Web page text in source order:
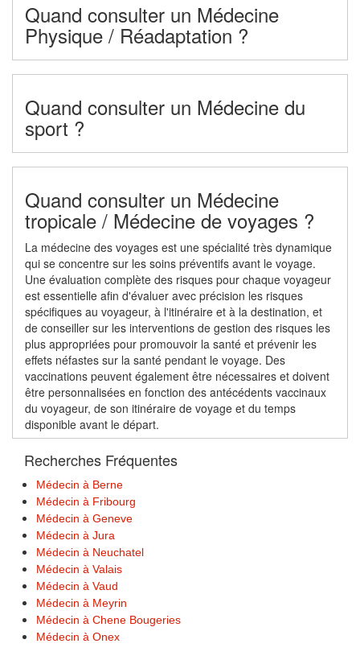
Quand consulter un Médecine
Physique / Réadaptation ?
Quand consulter un Médecine du
sport ?
Quand consulter un Médecine
tropicale / Médecine de voyages ?
La médecine des voyages est une spécialité très dynamique
qui se concentre sur les soins préventifs avant le voyage.
Une évaluation complète des risques pour chaque voyageur
est essentielle afin d'évaluer avec précision les risques
spécifiques au voyageur, à l'itinéraire et à la destination, et
de conseiller sur les interventions de gestion des risques les
plus appropriées pour promouvoir la santé et prévenir les
effets néfastes sur la santé pendant le voyage. Des
vaccinations peuvent également être nécessaires et doivent
être personnalisées en fonction des antécédents vaccinaux
du voyageur, de son itinéraire de voyage et du temps
disponible avant le départ.
Recherches Fréquentes
Médecin à Berne
Médecin à Fribourg
Médecin à Geneve
Médecin à Jura
Médecin à Neuchatel
Médecin à Valais
Médecin à Vaud
Médecin à Meyrin
Médecin à Chene Bougeries
Médecin à Onex